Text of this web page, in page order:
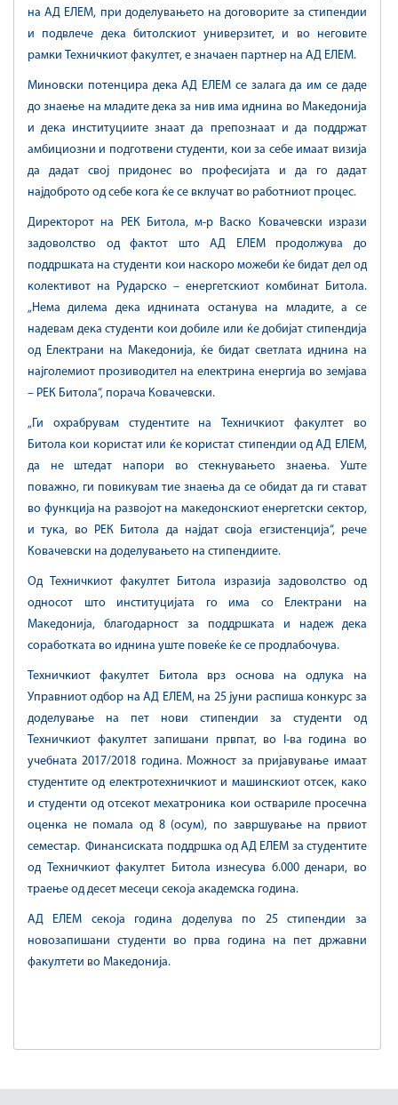
на АД ЕЛЕМ, при доделувањето на договорите за стипендии
и подвлече дека битолскиот универзитет, и во неговите
рамки Техничкиот факултет, е значаен партнер на АД ЕЛЕМ.
Миновски потенцира дека АД ЕЛЕМ се залага да им се даде
до знаење на младите дека за нив има иднина во Македонија
и дека институциите знаат да препознаат и да поддржат
амбициозни и подготвени студенти, кои за себе имаат визија
да дадат свој придонес во професијата и да го дадат
најдоброто од себе кога ќе се вклучат во работниот процес.
Директорот на РЕК Битола, м-р Васко Ковачевски изрази
задоволство од фактот што АД ЕЛЕМ продолжува до
поддршката на студенти кои наскоро можеби ќе бидат дел од
колективот на Рударско – енергетскиот комбинат Битола.
„Нема дилема дека иднината останува на младите, а се
надевам дека студенти кои добиле или ќе добијат стипендија
од Електрани на Македонија, ќе бидат светлата иднина на
најголемиот прозиводител на електрина енергија во земјава
– РЕК Битола“, порача Ковачевски.
„Ги охрабрувам студентите на Техничкиот факултет во
Битола кои користат или ќе користат стипендии од АД ЕЛЕМ,
да не штедат напори во стекнувањето знаења. Уште
поважно, ги повикувам тие знаења да се обидат да ги стават
во функција на развојот на македонскиот енергетски сектор,
и тука, во РЕК Битола да најдат своја егзистенција“, рече
Ковачевски на доделувањето на стипендиите.
Од Техничкиот факултет Битола изразија задоволство од
односот што институцијата го има со Електрани на
Македонија, благодарност за поддршката и надеж дека
соработката во иднина уште повеќе ќе се продлабочува.
Техничкиот факултет Битола врз основа на одлука на
Управниот одбор на АД ЕЛЕМ, на 25 јуни распиша конкурс за
доделување на пет нови стипендии за студенти од
Техничкиот факултет запишани првпат, во I-ва година во
учебната 2017/2018 година. Можност за пријавување имаат
студентите од електротехничкиот и машинскиот отсек, како
и студенти од отсекот мехатроника кои оствариле просечна
оценка не помала од 8 (осум), по завршување на првиот
семестар. Финансиската поддршка од АД ЕЛЕМ за студентите
од Техничкиот факултет Битола изнесува 6.000 денари, во
траење од десет месеци секоја академска година.
АД ЕЛЕМ секоја година доделува по 25 стипендии за
новозапишани студенти во прва година на пет државни
факултети во Македонија.